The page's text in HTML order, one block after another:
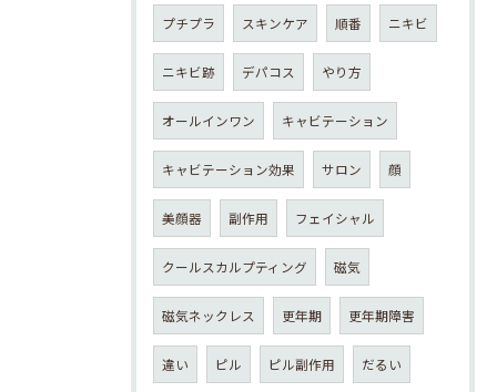
プチプラ スキンケア 順番 ニキビ
ニキビ跡 デパコス やり方
オールインワン キャビテーション
キャビテーション効果 サロン 顔
美顔器 副作用 フェイシャル
クールスカルプティング 磁気
磁気ネックレス 更年期 更年期障害
違い ピル ピル副作用 だるい